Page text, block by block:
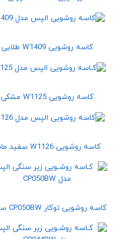
کاسه روشویی W1409 طلایی
کاسه روشویی W1125 مشکی
کاسه روشویی W1126 سفید مات
کاسه روشویی توکار CP050BW سفید